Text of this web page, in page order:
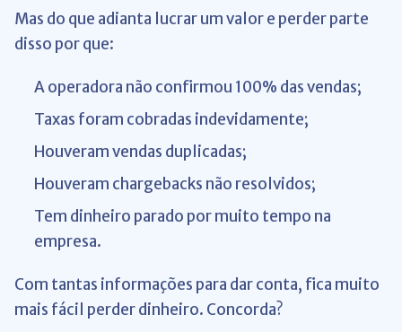
Mas do que adianta lucrar um valor e perder parte
disso por que:
A operadora não confirmou 100% das vendas;
Taxas foram cobradas indevidamente;
Houveram vendas duplicadas;
Houveram chargebacks não resolvidos;
Tem dinheiro parado por muito tempo na
empresa.
Com tantas informações para dar conta, fica muito
mais fácil perder dinheiro. Concorda?